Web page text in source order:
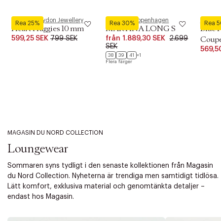
Rea 25%
Pernille Corydon Jewellery
Heart Huggies 10 mm
599,25 SEK 799 SEK
Rea 30%
Phenumb Copenhagen
MARTINA LONG S
från 1.889,30 SEK 2.699
SEK
38 39 41
+1
Flera färger
Rea
Royal
Blue
MAGASIN DU NORD COLLECTION
Loungewear
Sommaren syns tydligt i den senaste kollektionen från Magasin
du Nord Collection. Nyheterna är trendiga men samtidigt tidlösa.
Lätt komfort, exklusiva material och genomtänkta detaljer –
endast hos Magasin.